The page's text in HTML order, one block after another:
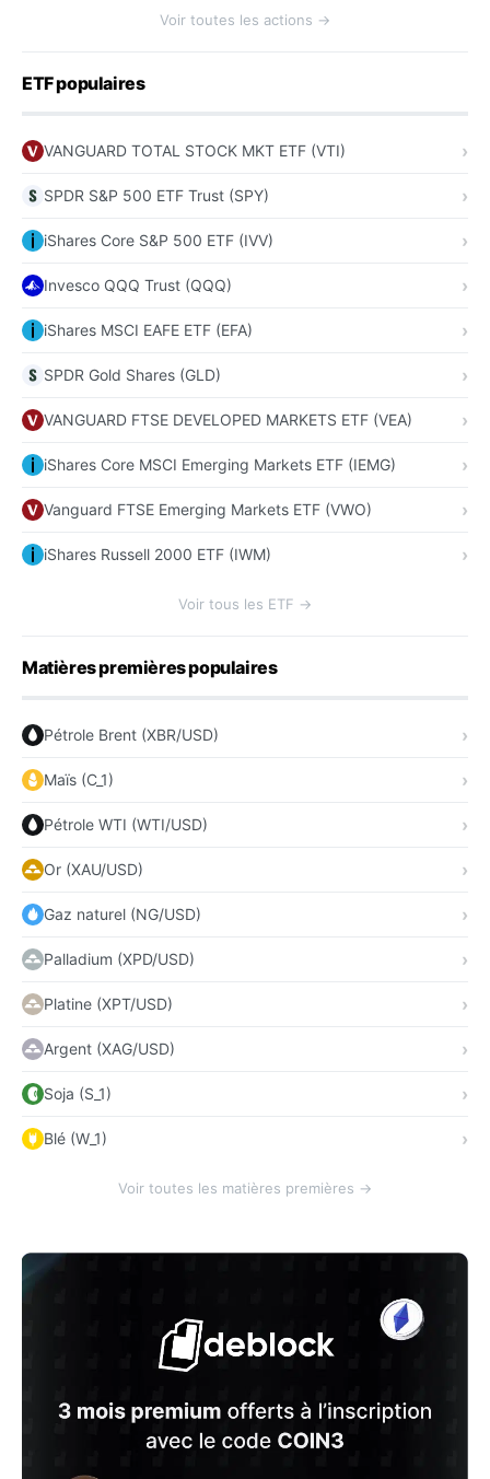
Voir toutes les actions →
ETF populaires
VANGUARD TOTAL STOCK MKT ETF (VTI)
SPDR S&P 500 ETF Trust (SPY)
iShares Core S&P 500 ETF (IVV)
Invesco QQQ Trust (QQQ)
iShares MSCI EAFE ETF (EFA)
SPDR Gold Shares (GLD)
VANGUARD FTSE DEVELOPED MARKETS ETF (VEA)
iShares Core MSCI Emerging Markets ETF (IEMG)
Vanguard FTSE Emerging Markets ETF (VWO)
iShares Russell 2000 ETF (IWM)
Voir tous les ETF →
Matières premières populaires
Pétrole Brent (XBR/USD)
Maïs (C_1)
Pétrole WTI (WTI/USD)
Or (XAU/USD)
Gaz naturel (NG/USD)
Palladium (XPD/USD)
Platine (XPT/USD)
Argent (XAG/USD)
Soja (S_1)
Blé (W_1)
Voir toutes les matières premières →